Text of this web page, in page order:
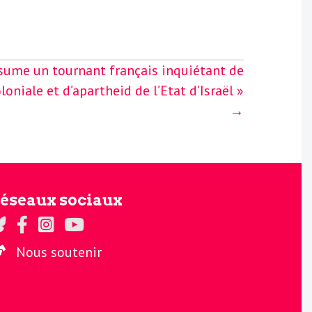
un tournant français inquiétant de
et d’apartheid de l’Etat d’Israël »
→
sociaux
sur Twitter
Regards sur Facebook
Regards sur Instagram
La chaine Regards sur Youtube
Nous soutenir